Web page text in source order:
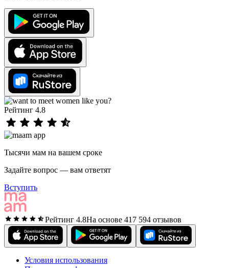
Рейтинг 4.8
Тысячи мам на вашем сроке
Задайте вопрос — вам ответят
Вступить
Рейтинг 4.8На основе 417 594 отзывов
Условия использования